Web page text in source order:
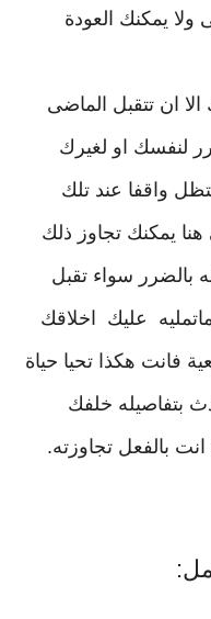
يمكنك العودة
ان تتقبل الماضى
لنفسك او لغيرك
واقفا عند تلك
هنا يمكنك تجاوز ذلك
بالضرر سواء تقبل
عليك اخلاقك
فانت هكذا تحيا حياة
بتفاصيله خلفك
بالفعل تجاوزته.